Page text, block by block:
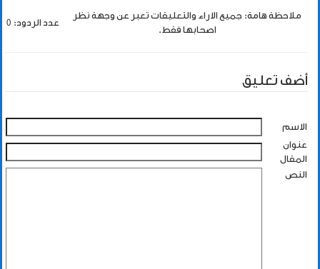
ملاحظة هامة: جميع الاراء والتعليقات تعبر عن وجهة نظر
اصحابها فقط.
عدد الردود: 0
أضف تعليق
الاسم
عنوان
المقال
النص